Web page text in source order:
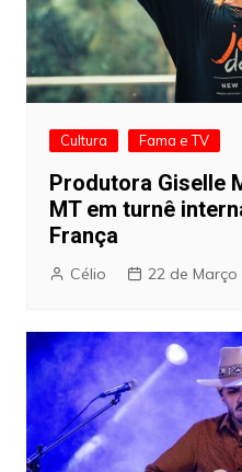
Cultura Fama e TV
Produtora Giselle
MT em turnê
França
Célio 22 de Março